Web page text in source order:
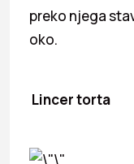
preko njega
oko.
Lincer torta